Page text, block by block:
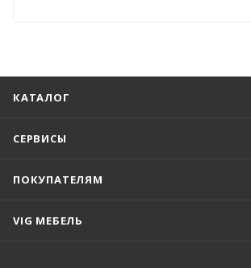
КАТАЛОГ
СЕРВИСЫ
ПОКУПАТЕЛЯМ
VIG МЕБЕЛЬ